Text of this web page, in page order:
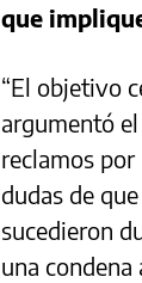
que
“El objetivo
argumentó
reclamos
dudas de
sucedieron
una